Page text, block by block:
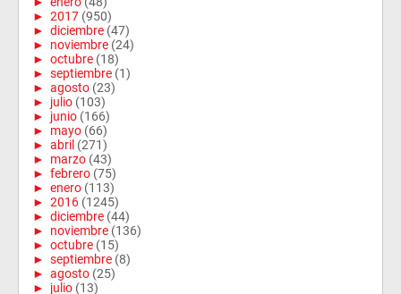
► 2017 (950)
► diciembre (47)
► noviembre (24)
► octubre (18)
► septiembre (1)
► agosto (23)
► julio (103)
► junio (166)
► mayo (66)
► abril (271)
► marzo (43)
► febrero (75)
► enero (113)
► 2016 (1245)
► diciembre (44)
► noviembre (136)
► octubre (15)
► septiembre (8)
► agosto (25)
► julio (13)